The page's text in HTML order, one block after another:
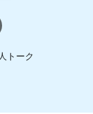
トーク